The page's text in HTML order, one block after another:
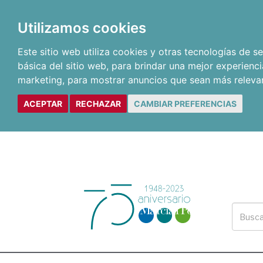
Utilizamos cookies
Este sitio web utiliza cookies y otras tecnologías de
básica del sitio web, para brindar una mejor
marketing, para mostrar anuncios que sean más
ACEPTAR RECHAZAR CAMBIAR PREFERENCIAS